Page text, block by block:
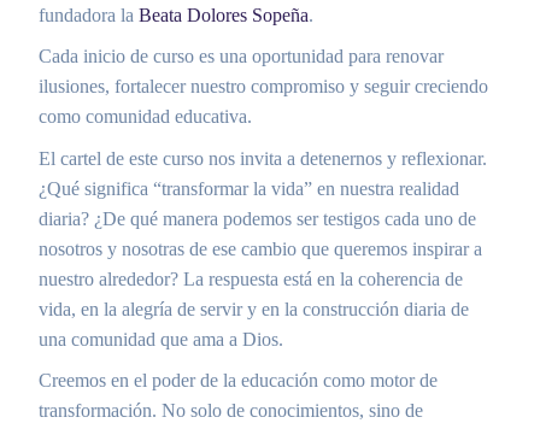
fundadora laBeata Dolores Sopeña.
Cada inicio de curso es una oportunidad para renovar
ilusiones, fortalecer nuestro compromiso y seguir creciendo
como comunidad educativa.
El cartel de este curso nos invita a detenernos y reflexionar.
¿Qué significa “transformar la vida” en nuestra realidad
diaria? ¿De qué manera podemos ser testigos cada uno de
nosotros y nosotras de ese cambio que queremos inspirar a
nuestro alrededor? La respuesta está en la coherencia de
vida, en la alegría de servir y en la construcción diaria de
una comunidad que ama a Dios.
Creemos en el poder de la educación como motor de
transformación. No solo de conocimientos, sino de